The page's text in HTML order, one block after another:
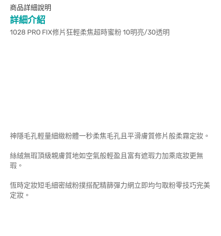
商品詳細說明
詳細介紹
1028 PRO FIX修片狂輕柔焦超時蜜粉 10明亮/30透明
神隱毛孔輕量細緻粉體一秒柔焦毛孔且平滑膚質修片般柔霧定妝。
絲絨無瑕頂級親膚質地如空氣般輕盈且富有遮瑕力加乘底妝更無
瑕。
恆時定妝短毛細密絨粉撲搭配精篩彈力網立即均勻取粉零技巧完美
定妝。